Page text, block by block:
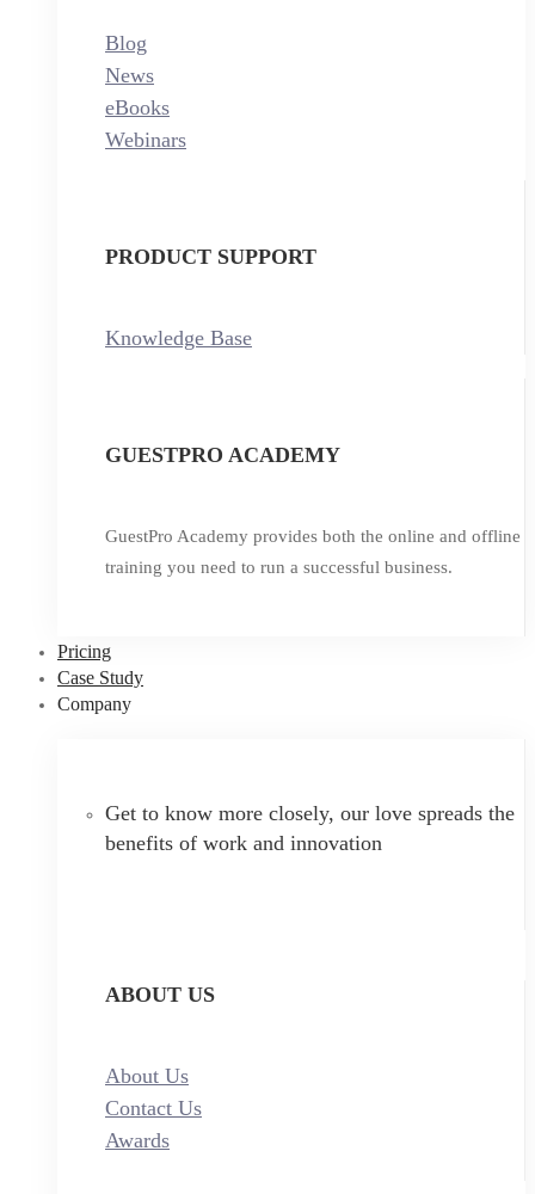
Blog
News
eBooks
Webinars
PRODUCT SUPPORT
Knowledge Base
GUESTPRO ACADEMY
GuestPro Academy provides both the online and offline
training you need to run a successful business.
Pricing
Case Study
Company
Get to know more closely, our love spreads the
benefits of work and innovation
ABOUT US
About Us
Contact Us
Awards